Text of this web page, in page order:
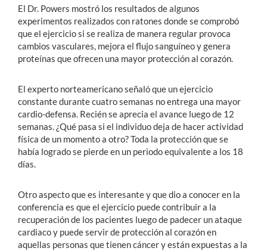
El Dr. Powers mostró los resultados de algunos
experimentos realizados con ratones donde se comprobó
que el ejercicio si se realiza de manera regular provoca
cambios vasculares, mejora el flujo sanguíneo y genera
proteínas que ofrecen una mayor protección al corazón.
El experto norteamericano señaló que un ejercicio
constante durante cuatro semanas no entrega una mayor
cardio-defensa. Recién se aprecia el avance luego de 12
semanas. ¿Qué pasa si el individuo deja de hacer actividad
física de un momento a otro? Toda la protección que se
había logrado se pierde en un periodo equivalente a los 18
días.
Otro aspecto que es interesante y que dio a conocer en la
conferencia es que el ejercicio puede contribuir a la
recuperación de los pacientes luego de padecer un ataque
cardiaco y puede servir de protección al corazón en
aquellas personas que tienen cáncer y están expuestas a la